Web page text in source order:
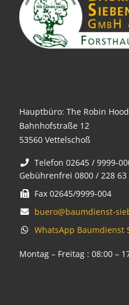
Hauptbüro: The Robin
Bahnhofstraße 12
53560 Vettelschoß
Telefon 02645 / 9999-
Gebührenfrei 0800 / 228 63
Fax 02645/9999-004
buero@baumdienst-
WhatsApp Baumdienst
Montag – Freitag : 08:00 –